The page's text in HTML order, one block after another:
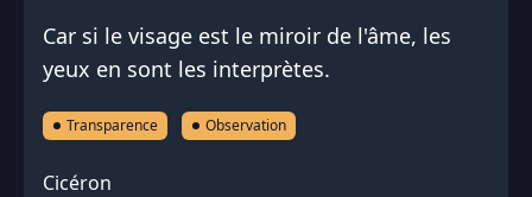
Car si le visage est le miroir de l'âme, les
yeux en sont les interprètes.
Transparence Observation
Cicéron